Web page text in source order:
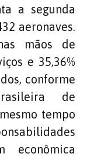
a segunda
aeronaves.
mãos de
e 35,36%
conforme
de
tempo
econômica